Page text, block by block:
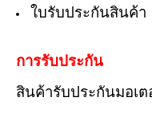
ใบรับประกันสินค้า
การรับประกัน
สินค้ารับประกันมอเต